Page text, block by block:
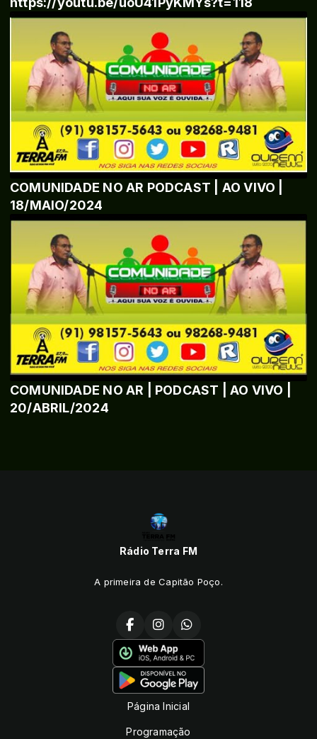
COMUNIDADE NO AR PODCAST | AO VIVO |
18/MAIO/2024
COMUNIDADE NO AR | PODCAST | AO VIVO |
20/ABRIL/2024
Rádio Terra FM
A primeira de Capitão Poço.
Página Inicial
Programação